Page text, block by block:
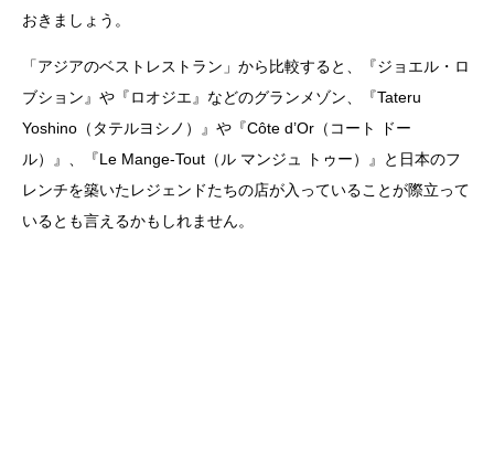
おきましょう。
「アジアのベストレストラン」から比較すると、『ジョエル・ロ
ブション』や『ロオジエ』などのグランメゾン、『Tateru
Yoshino（タテルヨシノ）』や 『Côte d’Or（コート ドー
ル）』、
『Le Mange-Tout（ル マンジュ トゥー）』と日本のフ
レンチを築いたレジェンドたちの店が入っていることが際立って
いるとも言えるかもしれません。